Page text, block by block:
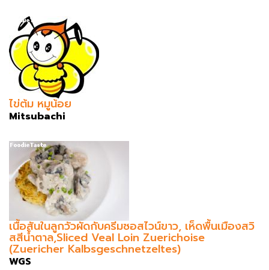
ไข่ต้ม หมูน้อย
Mitsubachi
เนื้อสันในลูกวัวผัดกับครีมซอสไวน์ขาว, เห็ดพื้นเมืองสวิ
สสีน้ำตาล,Sliced Veal Loin Zuerichoise
(Zuericher Kalbsgeschnetzeltes)
WGS